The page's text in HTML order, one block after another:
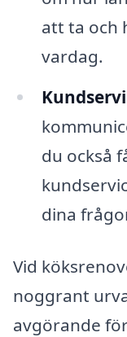
att ta och
vardag.
du också
dina
Vid
noggrant
avgörande